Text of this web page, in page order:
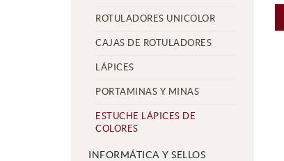
ROTULADORES UNICOLOR
CAJAS DE ROTULADORES
LÁPICES
PORTAMINAS Y MINAS
ESTUCHE LÁPICES DE
COLORES
INFORMÁTICA Y SELLOS